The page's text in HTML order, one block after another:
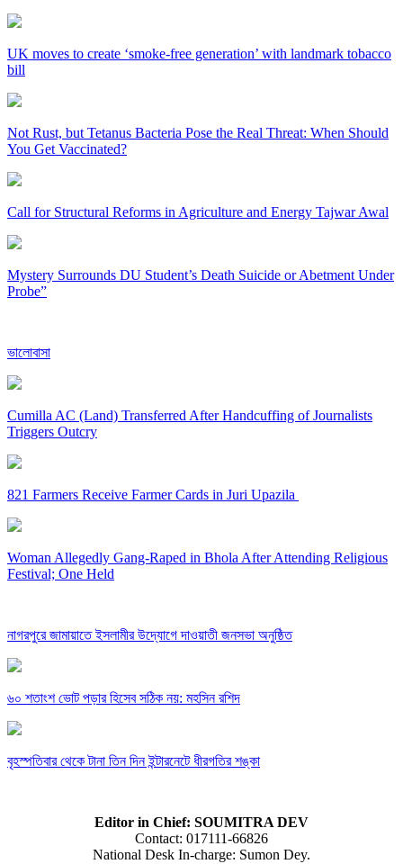
UK moves to create ‘smoke-free generation’ with landmark tobacco
bill
Not Rust, but Tetanus Bacteria Pose the Real Threat: When Should
You Get Vaccinated?
Call for Structural Reforms in Agriculture and Energy Tajwar Awal
Mystery Surrounds DU Student’s Death Suicide or Abetment Under
Probe”
ভালোবাসা
Cumilla AC (Land) Transferred After Handcuffing of Journalists
Triggers Outcry
821 Farmers Receive Farmer Cards in Juri Upazila
Woman Allegedly Gang-Raped in Bhola After Attending Religious
Festival; One Held
নাগরপুরে জামায়াতে ইসলামীর উদ্যোগে দাওয়াতী জনসভা অনুষ্ঠিত
৬০ শতাংশ ভোট পড়ার হিসেব সঠিক নয়: মহসিন রশিদ
বৃহস্পতিবার থেকে টানা তিন দিন ইন্টারনেটে ধীরগতির শঙ্কা
Editor in Chief: SOUMITRA DEV
Contact: 017111-66826
National Desk In-charge: Sumon Dey.